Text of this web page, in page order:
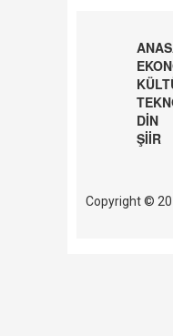
DİN
ŞİİR
Copyright ©